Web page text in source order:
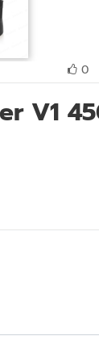
0
V1